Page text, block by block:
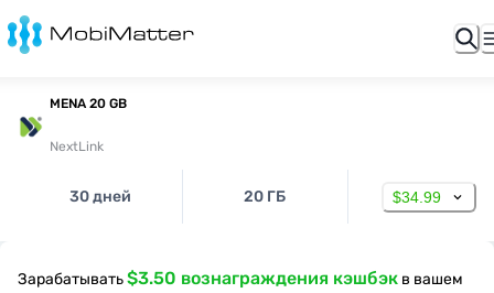
MENA 20 GB
NextLink
30 дней 20 ГБ $34.99
Зарабатывать$3.50 вознаграждения кэшбэк в вашем